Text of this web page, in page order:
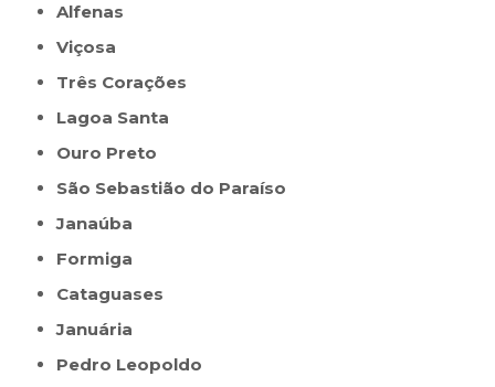
Alfenas
Viçosa
Três Corações
Lagoa Santa
Ouro Preto
São Sebastião do Paraíso
Janaúba
Formiga
Cataguases
Januária
Pedro Leopoldo